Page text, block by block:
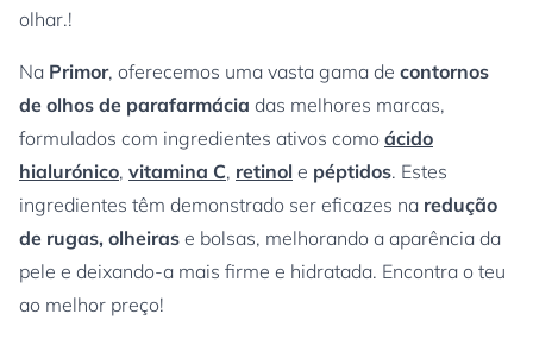
olhar.!
Na Primor, oferecemos uma vasta gama de contornos
de olhos de parafarmácia das melhores marcas,
formulados com ingredientes ativos como ácido
hialurónico, vitamina C, retinol e péptidos. Estes
ingredientes têm demonstrado ser eficazes na redução
de rugas, olheiras e bolsas, melhorando a aparência da
pele e deixando-a mais firme e hidratada. Encontra o teu
ao melhor preço!